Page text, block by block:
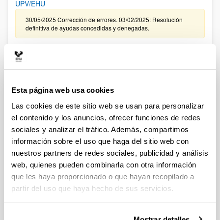
Esta página web usa cookies
Las cookies de este sitio web se usan para personalizar
el contenido y los anuncios, ofrecer funciones de redes
sociales y analizar el tráfico. Además, compartimos
información sobre el uso que haga del sitio web con
nuestros partners de redes sociales, publicidad y análisis
web, quienes pueden combinarla con otra información
que les haya proporcionado o que hayan recopilado a
partir del uso que haya hecho de sus servicios.
UPV/EHU
30/05/2025 Corrección de errores. 03/02/2025: Resolución
definitiva de ayudas concedidas y denegadas.
CONVOCATORIA, DE TRAMITACIÓN ANTICIPADA, DE
CONTRATACIÓN PARA LA FORMACIÓN DE PERSONAL
INVESTIGADOR EN LA UPV/EHU ASOCIADO A LA
DE CONOCIMIENTO ” DEL MINISTERIO DE CIENCIA,
INNOVACIÓN Y UNIVERSIDADES (FPI 2025)
09/01/2026. Resolución definitiva de ayudas concedidas y
denegadas.
CONVOCATORIA EXTRAORDINARIA DE CONTRATACIÓN
PARA LA FORMACIÓN DE PERSONAL INVESTIGADOR
ASOCIADO A LAS AYUDAS CONCEDIDAS EN LA
CONVOCATORIA DE “PROYECTOS DE GENERACIÓN DE
CONOCIMIENTO” DEL MINISTERIO DE CIENCIA E
INNOVACIÓN 2024 EN LA UPV/EHU